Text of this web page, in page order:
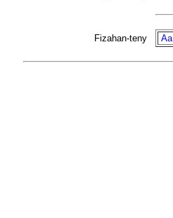
Fizahan-teny Aa